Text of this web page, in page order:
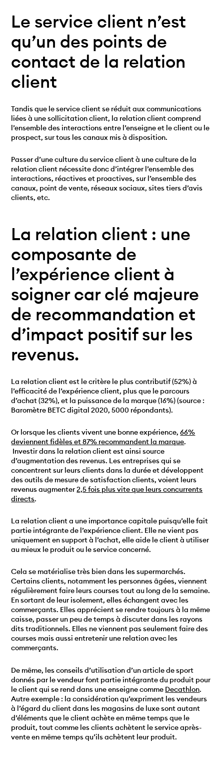
Le service client n’est
qu’un des points de
contact de la relation
client
Tandis que le service client se réduit aux communications
liées à une sollicitation client, la relation client comprend
l’ensemble des interactions entre l’enseigne et le client ou le
prospect, sur tous les canaux mis à disposition.
Passer d’une culture du service client à une culture de la
relation client nécessite donc d’intégrer l’ensemble des
interactions, réactives et proactives, sur l’ensemble des
canaux, point de vente, réseaux sociaux, sites tiers d’avis
clients, etc.
La relation client : une
composante de
l’expérience client à
soigner car clé majeure
de recommandation et
d’impact positif sur les
revenus.
La relation client est le critère le plus contributif (52%) à
l’efficacité de l’expérience client, plus que le parcours
d’achat (32%), et la puissance de la marque (16%) (source :
Baromètre BETC digital 2020, 5000 répondants).
Or lorsque les clients vivent une bonne expérience,66%
deviennent fidèles et 87% recommandent la marque.
Investir dans la relation client est ainsi source
d’augmentation des revenus. Les entreprises qui se
concentrent sur leurs clients dans la durée et développent
des outils de mesure de satisfaction clients, voient leurs
revenus augmenter2,5 fois plus vite que leurs concurrents
directs.
La relation client a une importance capitale puisqu’elle fait
partie intégrante de l’expérience client. Elle ne vient pas
uniquement en support à l’achat, elle aide le client à utiliser
au mieux le produit ou le service concerné.
Cela se matérialise très bien dans les supermarchés.
Certains clients, notamment les personnes âgées, viennent
régulièrement faire leurs courses tout au long de la semaine.
En sortant de leur isolement, elles échangent avec les
commerçants. Elles apprécient se rendre toujours à la même
caisse, passer un peu de temps à discuter dans les rayons
dits traditionnels. Elles ne viennent pas seulement faire des
courses mais aussi entretenir une relation avec les
commerçants.
De même, les conseils d’utilisation d’un article de sport
donnés par le vendeur font partie intégrante du produit pour
le client qui se rend dans une enseigne comme Decathlon.
Autre exemple : la considération qu’expriment les vendeurs
à l’égard du client dans les magasins de luxe sont autant
d’éléments que le client achète en même temps que le
produit, tout comme les clients achètent le service après-
vente en même temps qu’ils achètent leur produit.